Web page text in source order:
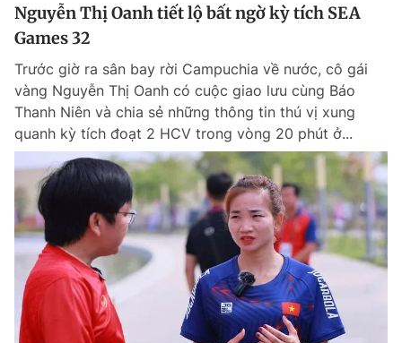
Nguyễn Thị Oanh tiết lộ bất ngờ kỳ tích SEA
Games 32
Trước giờ ra sân bay rời Campuchia về nước, cô gái
vàng Nguyễn Thị Oanh có cuộc giao lưu cùng Báo
Thanh Niên và chia sẻ những thông tin thú vị xung
quanh kỳ tích đoạt 2 HCV trong vòng 20 phút ở...